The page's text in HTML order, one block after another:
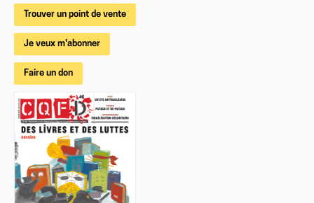
Trouver un point de vente
Je veux m'abonner
Faire un don